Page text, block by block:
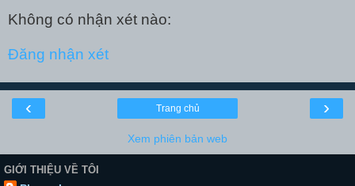
Không có nhận xét nào:
Đăng nhận xét
‹ ›
Trang chủ
Xem phiên bản web
GIỚI THIỆU VỀ TÔI